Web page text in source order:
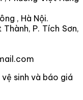
, Hà Nội.
P. Tích Sơn,
sinh và báo giá